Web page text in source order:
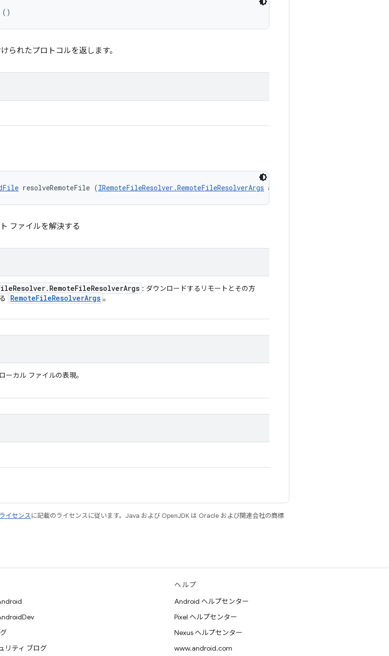
()
られたプロトコルを返します。
resolveRemoteFile (IRemoteFileResolver.RemoteFileResolverArgs args)
ファイルを解決する
Resolver. RemoteFileResolverArgs : ダウンロードするリモートとその方
RemoteFileResolverArgs 。
ーカル ファイルの表現。
イセンスに記載のライセンスに従います。Java および OpenJDK は Oracle および関連会社の商標
リティ ブログ
ヘルプ
Android ヘルプセンター
Pixel ヘルプセンター
Nexus ヘルプセンター
www.android.com